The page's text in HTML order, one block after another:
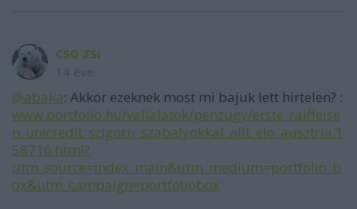
cso zsi
@abaka: Akkor ezeknek most mi bajuk lett hirtelen? :
www.portfolio.hu/vallalatok/penzugy/erste_raiffeise
n_unicredit_szigoru_szabalyokkal_allt_elo_ausztria.1
58716.html?
utm_source=index_main&utm_medium=portfolio_b
ox&utm_campaign=portfoliobox